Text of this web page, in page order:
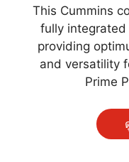
This Cummins
fully
providing
and versatility
Prime